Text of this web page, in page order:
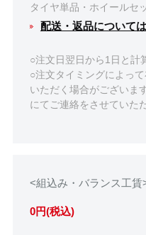
タイヤ単品・ホイールセ
配送・返品について
○注文日翌日から1日と計
○注文タイミングによっ
いただく場合がございま
にてご連絡をさせていた
<組込み・バランス工賃
0円(税込)